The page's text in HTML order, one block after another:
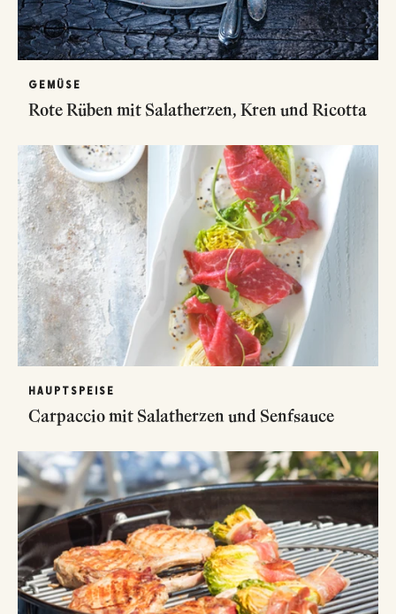
GEMÜSE
Rote Rüben mit Salatherzen, Kren und Ricotta
HAUPTSPEISE
Carpaccio mit Salatherzen und Senfsauce